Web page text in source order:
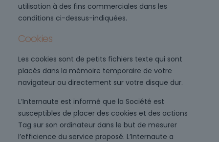
utilisation à des fins commerciales dans les
conditions ci-dessus-indiquées.
Cookies
Les cookies sont de petits fichiers texte qui sont
placés dans la mémoire temporaire de votre
navigateur ou directement sur votre disque dur.
L’Internaute est informé que la Société est
susceptibles de placer des cookies et des actions
Tag sur son ordinateur dans le but de mesurer
l’efficience du service proposé. L’Internaute a